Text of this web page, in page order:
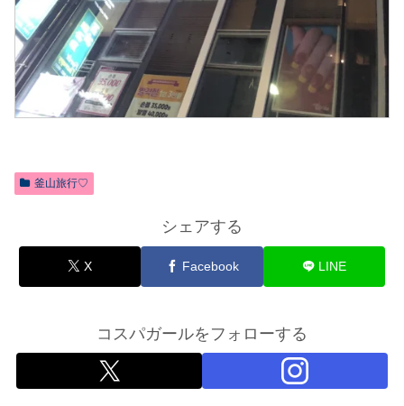
釜山旅行♡
シェアする
X Facebook LINE
コスパガールをフォローする